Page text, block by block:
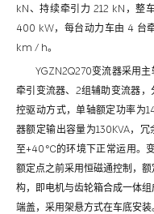
kN、持续牵引力 212 kN，整
400 kW，每台动力车由 4 台
km / h。
YGZN2Q270变流器采用
牵引变流器、2组辅助变流器
控驱动方式，单轴额定功率为
器额定输出容量为130KVA，
至+40℃的环境下正常运用。
额定点之前采用恒磁通控制，
构，即电机与齿轮箱合成一体
端盖，采用架悬方式在车底安